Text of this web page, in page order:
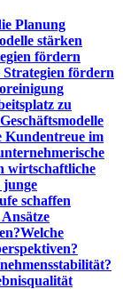
Planung
stärken
fördern
Strategien fördern
zu
Kundentreue im
wirtschaftliche
junge
schaffen
Welche